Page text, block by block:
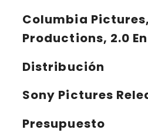
Columbia
Productions, 2.0
Distribución
Sony Pictures
Presupuesto